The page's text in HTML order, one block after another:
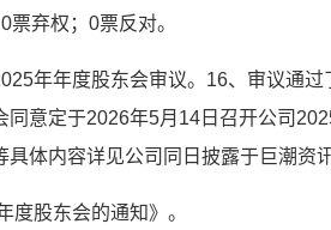
弃权；0票反对。
年年度股东会审议。16、审议通
同意定于2026年5月14日召开公司
具体内容详见公司同日披露于巨潮资
度股东会的通知》。